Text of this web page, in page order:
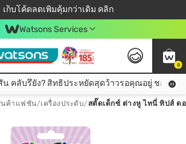
เก็บโค้ดลดเพิ่มคุ้มกว่าเดิม คลิก
อนไลน์ครั้งแรก ลดเพิ่มจุก ๆ 10%! 🎉
📦ส่งฟรี! เมื่อชอป 499฿
สมาชิกวัตสัน คลับดียังไง?
Watsons Services
0
มีบัตรสมาชิกวัตสัน คลับรึยัง? สิทธิประหยัดสุดว้าวรอคุณอยู่ ชอปคุ้มกว่าเดิม คลิก!
คลับรึยัง? สิทธิประหยัดสุดว้าวรอคุณอยู่ ชอปคุ้มก
นค้าแฟชัน/เครื่องประดับ/ สตั๊ดเด็กซ์ ต่างหู ไทนี่ ทิปส์ ด